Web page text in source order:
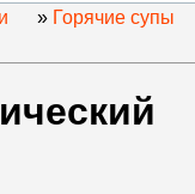
» Горячие супы